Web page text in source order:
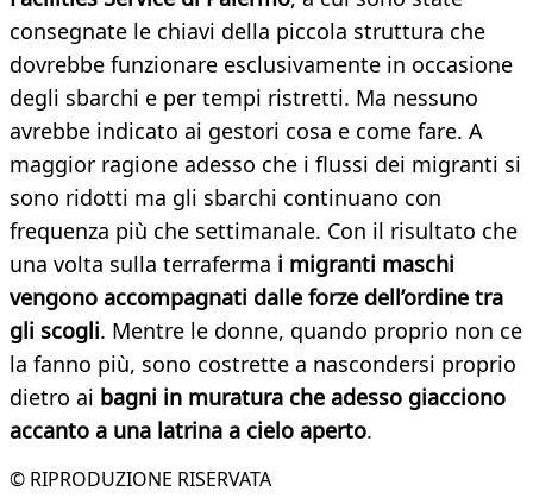
consegnate le chiavi della piccola struttura che
dovrebbe funzionare esclusivamente in occasione
degli sbarchi e per tempi ristretti. Ma nessuno
avrebbe indicato ai gestori cosa e come fare. A
maggior ragione adesso che i flussi dei migranti si
sono ridotti ma gli sbarchi continuano con
frequenza più che settimanale. Con il risultato che
una volta sulla terraferma i migranti maschi
vengono accompagnati dalle forze dell’ordine tra
gli scogli. Mentre le donne, quando proprio non ce
la fanno più, sono costrette a nascondersi proprio
dietro ai bagni in muratura che adesso giacciono
accanto a una latrina a cielo aperto.
© RIPRODUZIONE RISERVATA